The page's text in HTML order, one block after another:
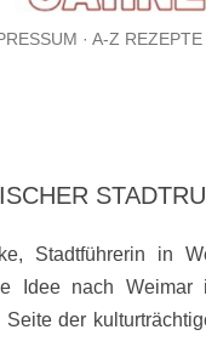
A-Z REZEPTE
Stadtführerin in
Idee nach Weimar
Seite der